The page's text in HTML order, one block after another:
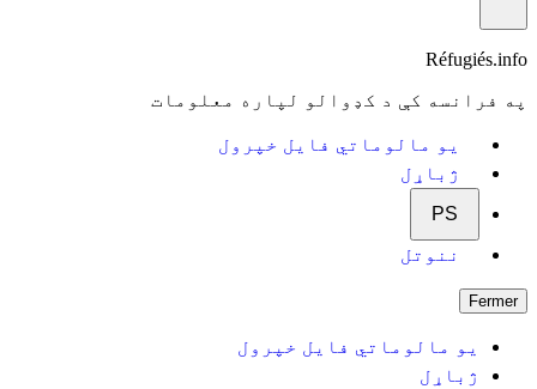
Réfugiés.info
په فرانسه کې د کډوالو لپاره معلومات
یو مالوماتي فایل خپرول
ژباړل
PS
ننوتل
Fermer
یو مالوماتي فایل خپرول
ژباړل